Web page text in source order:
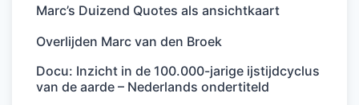
Marc’s Duizend Quotes als ansichtkaart
Overlijden Marc van den Broek
Docu: Inzicht in de 100.000-jarige ijstijdcyclus
van de aarde – Nederlands ondertiteld